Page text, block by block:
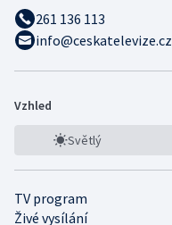
261 136 113
info@ceskatelevize.cz
Vzhled
Světlý
TV program
Živé vysílání